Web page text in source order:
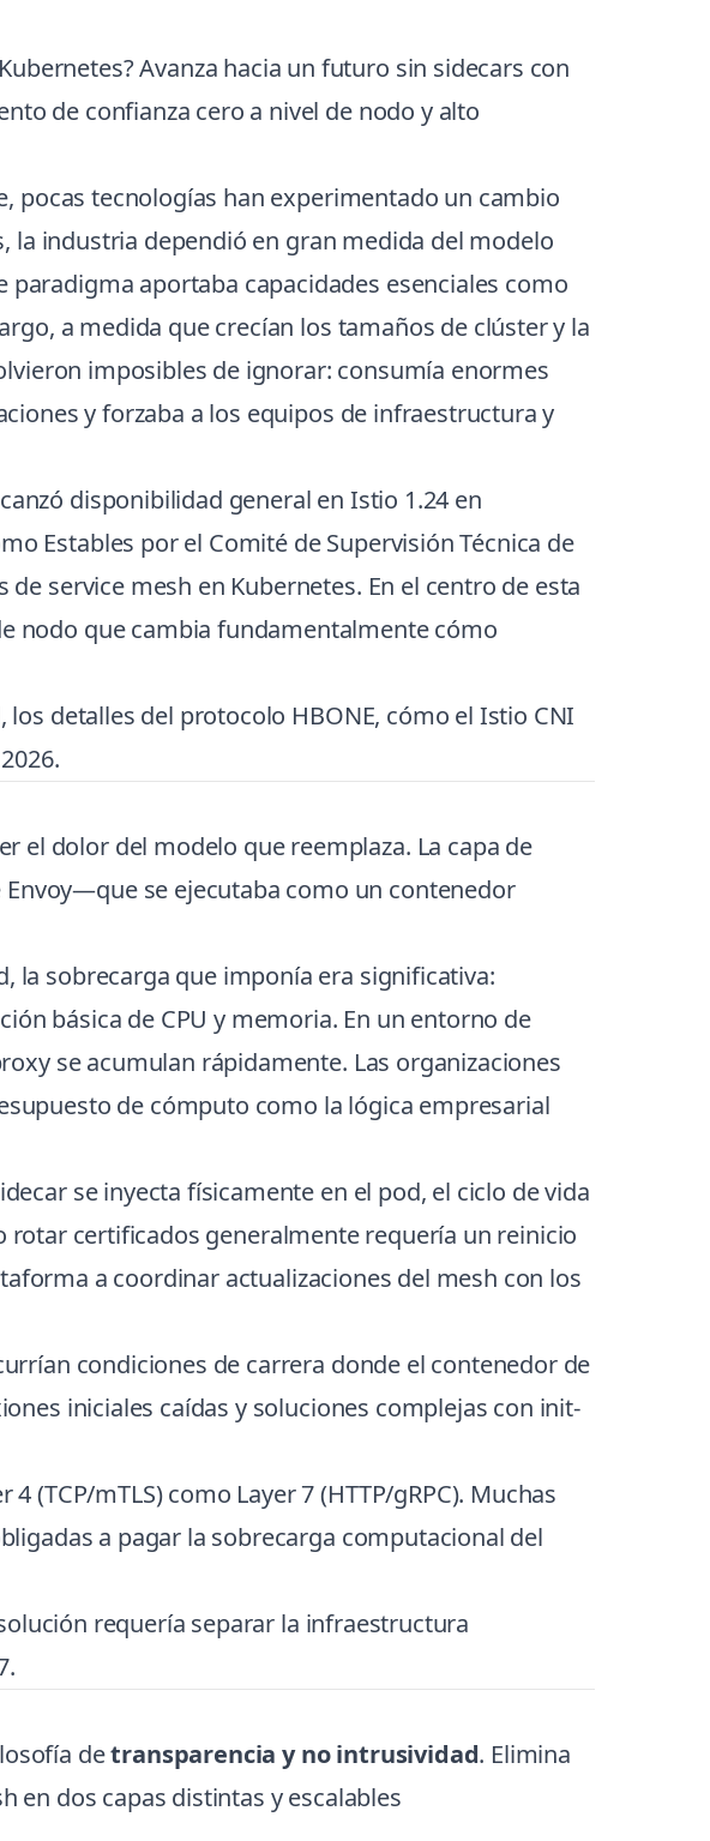
Avanza hacia un futuro sin sidecars con
de confianza cero a nivel de nodo y alto
pocas tecnologías han experimentado un cambio
la industria dependió en gran medida del modelo
aportaba capacidades esenciales como
a medida que crecían los tamaños de clúster y la
imposibles de ignorar: consumía enormes
y forzaba a los equipos de infraestructura y
disponibilidad general en Istio 1.24 en
Estables por el Comité de Supervisión Técnica de
service mesh en Kubernetes. En el centro de esta
nodo que cambia fundamentalmente cómo
detalles del protocolo HBONE, cómo el Istio CNI
el dolor del modelo que reemplaza. La capa de
se ejecutaba como un contenedor
la sobrecarga que imponía era significativa:
básica de CPU y memoria. En un entorno de
se acumulan rápidamente. Las organizaciones
de cómputo como la lógica empresarial
se inyecta físicamente en el pod, el ciclo de vida
rotar certificados generalmente requería un reinicio
a coordinar actualizaciones del mesh con los
condiciones de carrera donde el contenedor de
iniciales caídas y soluciones complejas con init-
(TCP/mTLS) como Layer 7 (HTTP/gRPC). Muchas
a pagar la sobrecarga computacional del
requería separar la infraestructura
detransparencia y no intrusividad. Elimina
en dos capas distintas y escalables